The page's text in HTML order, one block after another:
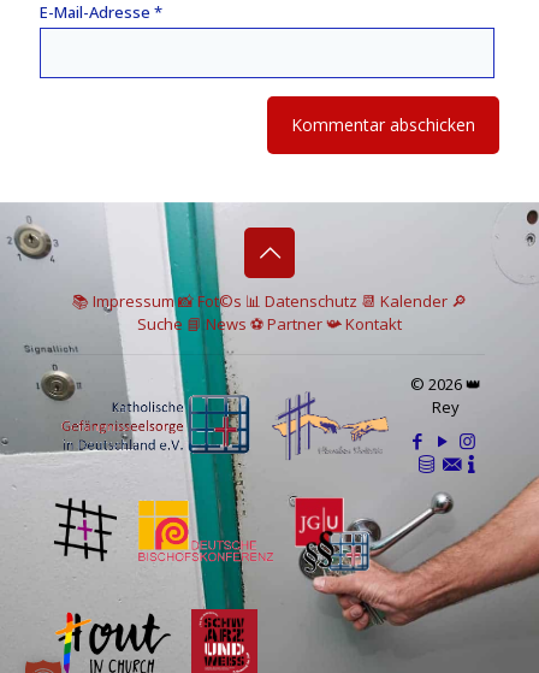
E-Mail-Adresse *
📚 Impressum📸Fot©s 📊 Datenschutz 📆 Kalender 🔎
Suche 📘 News ⚽Partner📯Kontakt
© 2026 👑
Rey